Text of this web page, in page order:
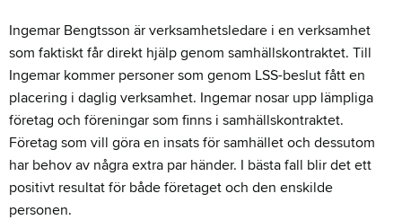
Ingemar Bengtsson är verksamhetsledare i en verksamhet
som faktiskt får direkt hjälp genom samhällskontraktet. Till
Ingemar kommer personer som genom LSS-beslut fått en
placering i daglig verksamhet. Ingemar nosar upp lämpliga
företag och föreningar som finns i samhällskontraktet.
Företag som vill göra en insats för samhället och dessutom
har behov av några extra par händer. I bästa fall blir det ett
positivt resultat för både företaget och den enskilde
personen.